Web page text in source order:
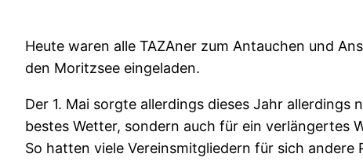
Heute waren alle TAZAner zum Antauchen und
den Moritzsee eingeladen.
Der 1. Mai sorgte allerdings dieses Jahr allerdings
bestes Wetter, sondern auch für ein verlängertes
So hatten viele Vereinsmitgliedern für sich andere